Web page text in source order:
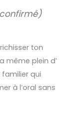
ton
même plein d’
qui
à l’oral sans